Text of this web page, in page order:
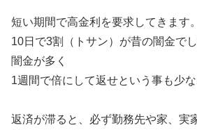
短い期間で高金利を要求してきます。
10日で3割（トサン）が昔の闇金で
闇金が多く
1週間で倍にして返せという事も少な
返済が滞ると、必ず勤務先や家、実